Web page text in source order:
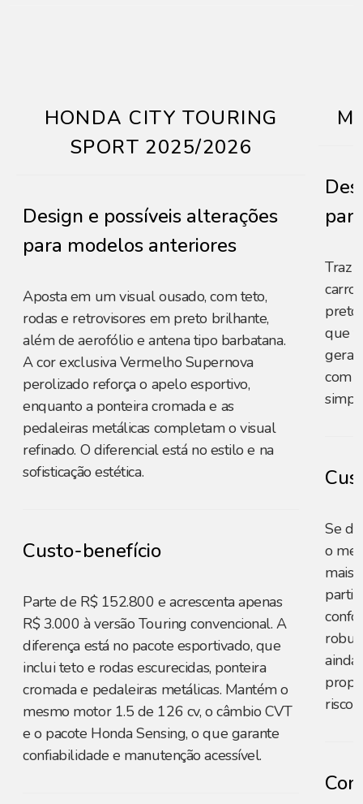
HONDA CITY TOURING
SPORT 2025/2026
Design e possíveis alterações
para modelos anteriores
Aposta em um visual ousado, com teto,
rodas e retrovisores em preto brilhante,
além de aerofólio e antena tipo barbatana.
A cor exclusiva Vermelho Supernova
perolizado reforça o apelo esportivo,
enquanto a ponteira cromada e as
pedaleiras metálicas completam o visual
refinado. O diferencial está no estilo e na
sofisticação estética.
Custo-benefício
Parte de R$ 152.800 e acrescenta apenas
R$ 3.000 à versão Touring convencional. A
diferença está no pacote esportivado, que
inclui teto e rodas escurecidas, ponteira
cromada e pedaleiras metálicas. Mantém o
mesmo motor 1.5 de 126 cv, o câmbio CVT
e o pacote Honda Sensing, o que garante
confiabilidade e manutenção acessível.
Traz
preto
que
com
Se
o
mais
partir
ainda
risco